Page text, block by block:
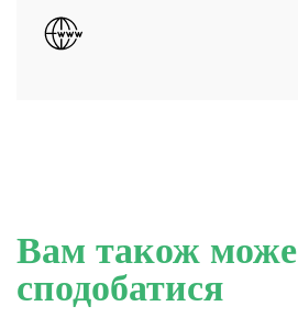
Вам також може
сподобатися